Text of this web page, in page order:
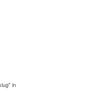
in